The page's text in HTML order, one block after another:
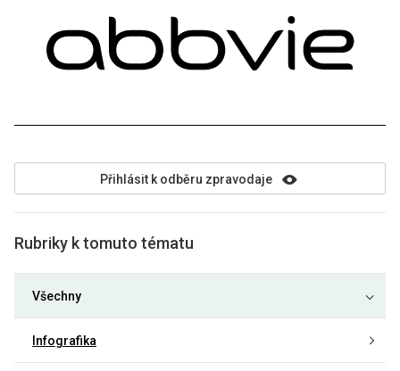
Přihlásit k odběru zpravodaje
Rubriky k tomuto tématu
Všechny
Infografika